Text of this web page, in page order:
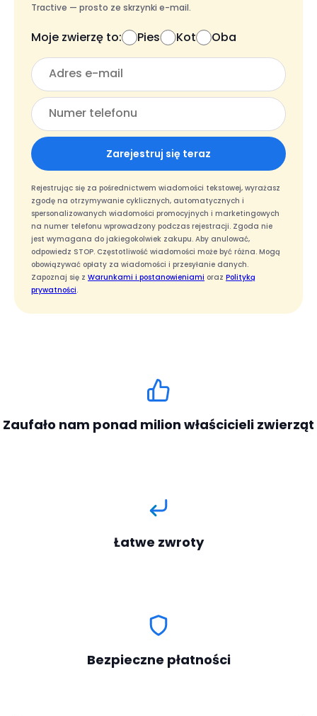
Tractive — prosto ze skrzynki e-mail.
Moje zwierzę to: Pies Kot Oba
Zarejestruj się teraz
Rejestrując się za pośrednictwem wiadomości tekstowej, wyrażasz
zgodę na otrzymywanie cyklicznych, automatycznych i
spersonalizowanych wiadomości promocyjnych i marketingowych
na numer telefonu wprowadzony podczas rejestracji. Zgoda nie
jest wymagana do jakiegokolwiek zakupu. Aby anulować,
odpowiedz STOP. Częstotliwość wiadomości może być różna. Mogą
obowiązywać opłaty za wiadomości i przesyłanie danych.
Zapoznaj się z Warunkami i postanowieniami oraz Polityką
prywatności.
Zaufało nam ponad milion właścicieli zwierząt
Łatwe zwroty
Bezpieczne płatności